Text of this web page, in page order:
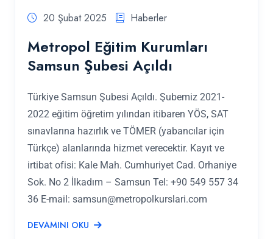
20 Şubat 2025 Haberler
Metropol Eğitim Kurumları
Samsun Şubesi Açıldı
Türkiye Samsun Şubesi Açıldı. Şubemiz 2021-
2022 eğitim öğretim yılından itibaren YÖS, SAT
sınavlarına hazırlık ve TÖMER (yabancılar için
Türkçe) alanlarında hizmet verecektir. Kayıt ve
irtibat ofisi: Kale Mah. Cumhuriyet Cad. Orhaniye
Sok. No 2 İlkadım – Samsun Tel: +90 549 557 34
36 E-mail: samsun@metropolkurslari.com
DEVAMINI OKU